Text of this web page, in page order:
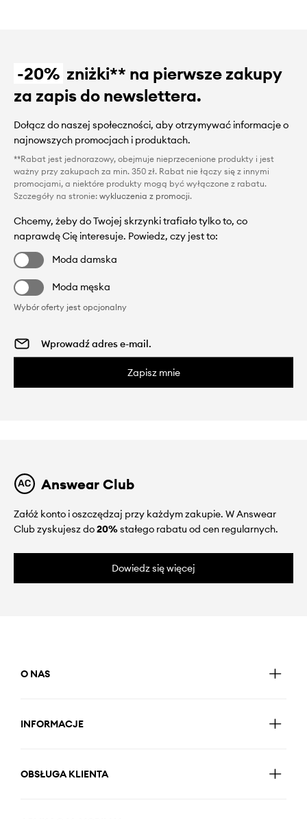
-20% zniżki** na pierwsze zakupy
za zapis do newslettera.
Dołącz do naszej społeczności, aby otrzymywać informacje o
najnowszych promocjach i produktach.
**Rabat jest jednorazowy, obejmuje nieprzecenione produkty i jest
ważny przy zakupach za min. 350 zł. Rabat nie łączy się z innymi
promocjami, a niektóre produkty mogą być wyłączone z rabatu.
Szczegóły na stronie: wykluczenia z promocji.
Chcemy, żeby do Twojej skrzynki trafiało tylko to, co
naprawdę Cię interesuje. Powiedz, czy jest to:
Moda damska
Moda męska
Wybór oferty jest opcjonalny
Zapisz mnie
Answear Club
Załóż konto i oszczędzaj przy każdym zakupie. W Answear
Club zyskujesz do20%stałego rabatu od cen regularnych.
Dowiedz się więcej
O NAS
INFORMACJE
OBSŁUGA KLIENTA